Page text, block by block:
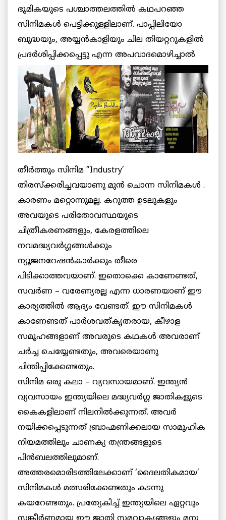
ഭൂമികയുടെ പശ്ചാത്തലത്തില്‍ കഥപറഞ്ഞ
സിനിമകള്‍ പെട്ടിക്കുള്ളിലാണ്. പാപ്പിലിയോ
ബുദ്ധയും, അയ്യന്‍കാളിയും ചില തിയറ്ററുകളില്‍
പ്രദര്‍ശിപ്പിക്കപ്പെട്ടു എന്ന അപവാദമൊഴിച്ചാല്‍
തീര്‍ത്തും സിനിമ ”Industry’
തിരസ്‌ക്കരിച്ചവയാണു മുന്‍ ചൊന്ന സിനിമകള്‍ .
കാരണം മറ്റൊന്നുമല്ല. കറുത്ത ഉടലുകളും
അവയുടെ പരിതോവസ്ഥയുടെ
ചിത്രീകരണങ്ങളും, കേരളത്തിലെ
നവമദ്ധ്യവര്‍ഗ്ഗങ്ങള്‍ക്കും
ന്യൂജനറേഷന്‍കാര്‍ക്കും തീരെ
പിടിക്കാത്തവയാണ്. ഇതൊക്കെ കാണേണ്ടത്,
സവര്‍ണ – വരേണ്യരല്ല എന്ന ധാരണയാണ് ഈ
കാര്യത്തില്‍ ആദ്യം വേണ്ടത്. ഈ സിനിമകള്‍
കാണേണ്ടത് പാര്‍ശവത്കൃതരായ, കീഴാള
സമൂഹങ്ങളാണ് അവരുടെ കഥകള്‍ അവരാണ്
ചര്‍ച്ച ചെയ്യേണ്ടതും, അവരെയാണു
ചിന്തിപ്പിക്കേണ്ടതും.
സിനിമ ഒരു കലാ – വ്യവസായമാണ്. ഇന്ത്യന്‍
വ്യവസായം ഇന്ത്യയിലെ മദ്ധ്യവര്‍ഗ്ഗ ജാതികളുടെ
കൈകളിലാണ് നിലനില്‍ക്കുന്നത്. അവര്‍
നയിക്കപ്പെടുന്നത് ബ്രാഹ്മണിക്കലായ സാമൂഹിക
നിയമത്തിലും ചാണക്യ തന്ത്രങ്ങളുടെ
പിന്‍ബലത്തിലുമാണ്.
അത്തരമൊരിടത്തിലേക്കാണ് ‘ദൈലതികമായ’
സിനിമകള്‍ മത്സരിക്കേണ്ടതും കടന്നു
കയറേണ്ടതും. പ്രത്യേകിച്ച് ഇന്ത്യയിലെ ഏറ്റവും